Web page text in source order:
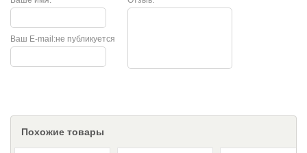
не публикуется
Ваш E-mail:
Похожие товары